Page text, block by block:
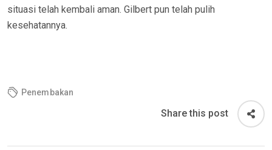
situasi telah kembali aman. Gilbert pun telah pulih
kesehatannya.
Penembakan
Share this post